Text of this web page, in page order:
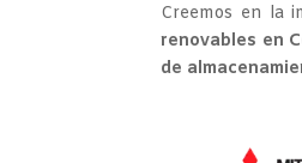
Creemos en la
renovables en
de